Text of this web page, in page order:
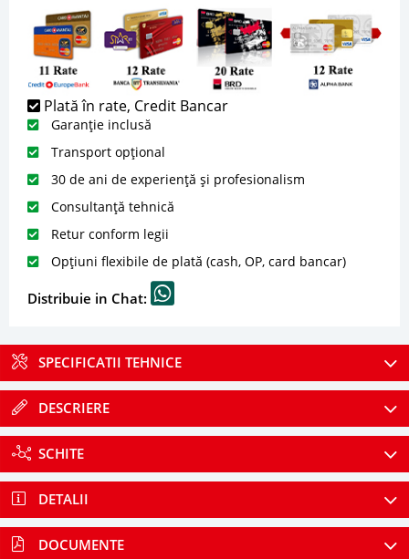
Plată în rate, Credit Bancar
Garanție inclusă
Transport opțional
30 de ani de experiență și profesionalism
Consultanță tehnică
Retur conform legii
Opțiuni flexibile de plată (cash, OP, card bancar)
Distribuie in Chat:
SPECIFICATII TEHNICE
DESCRIERE
SCHITE
DETALII
DOCUMENTE